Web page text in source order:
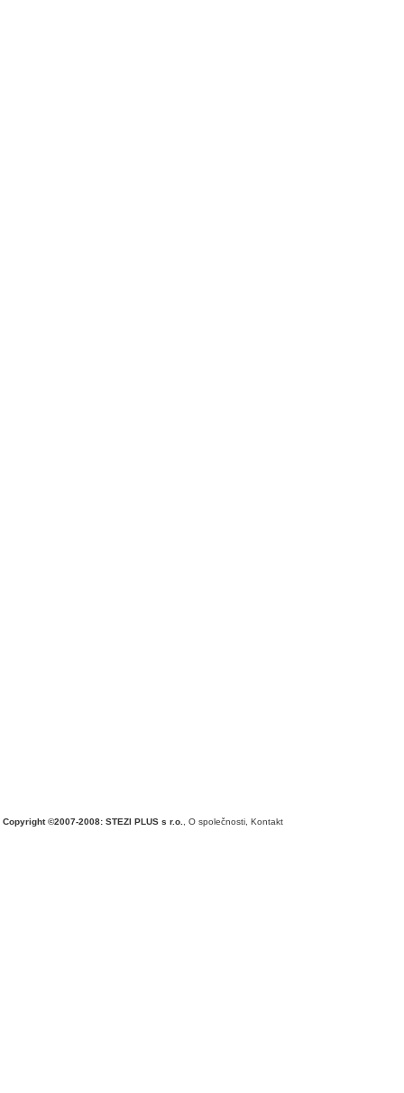
Copyright ©2007-2008: STEZI PLUS s r.o. O společnosti Kontakt